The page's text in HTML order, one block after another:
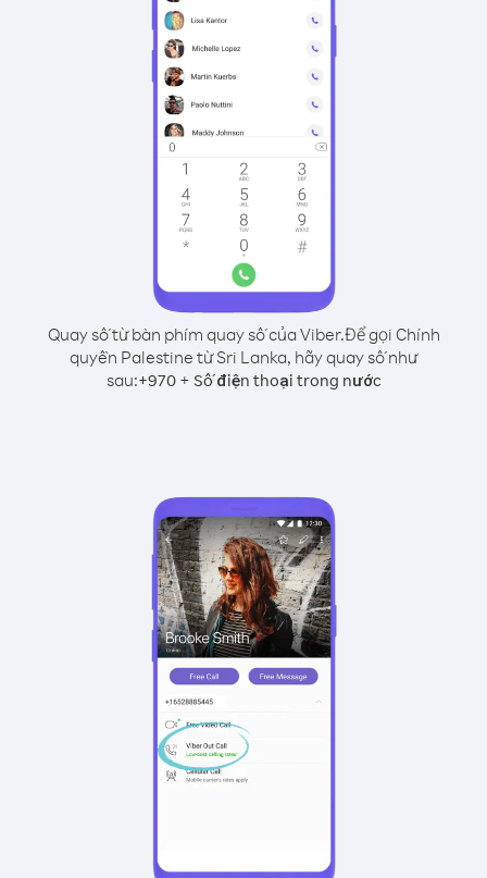
Quay số từ bàn phím quay số của Viber.Để gọi Chính
quyền Palestine từ Sri Lanka, hãy quay số như
sau:+970+ Số điện thoại trong nước